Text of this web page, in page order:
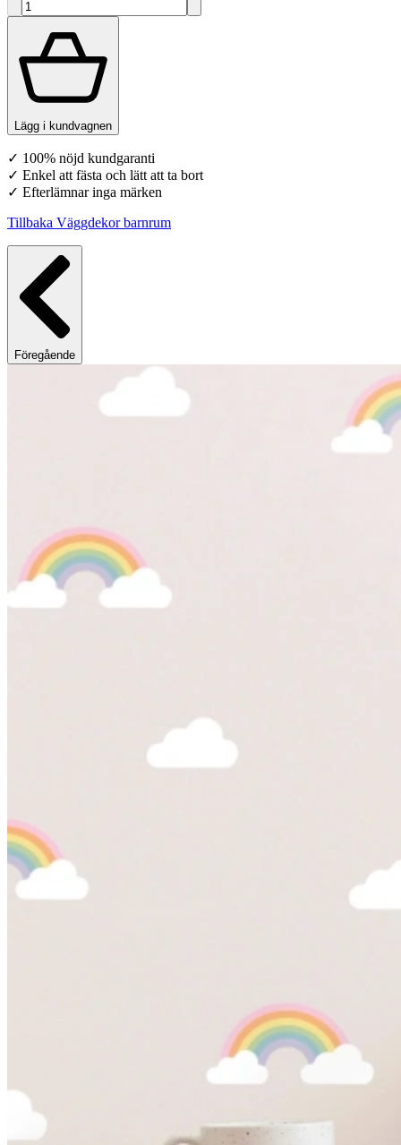
Lägg i kundvagnen
✓ 100% nöjd kundgaranti
✓ Enkel att fästa och lätt att ta bort
✓ Efterlämnar inga märken
Tillbaka Väggdekor barnrum
Föregående